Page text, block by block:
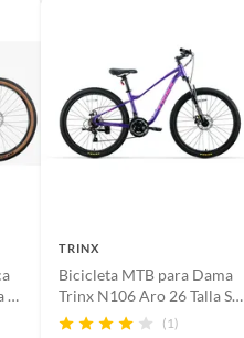
S
TRINX
Bicicleta MTB para Dama
Trinx N106 Aro 26 Talla S-
14
(1)